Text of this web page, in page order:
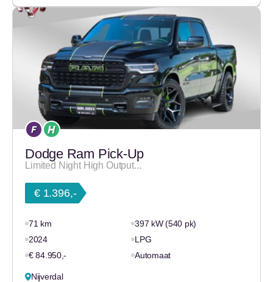
Dodge Ram Pick-Up
Limited Night High Output...
€ 1.396,-
71 km
397 kW (540 pk)
2024
LPG
€ 84.950,-
Automaat
Nijverdal